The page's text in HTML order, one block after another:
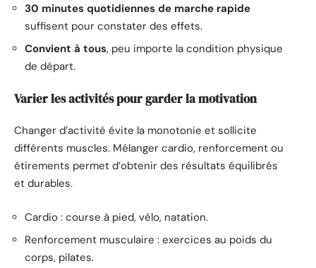
30 minutes quotidiennes de marche rapide
suffisent pour constater des effets.
Convient à tous, peu importe la condition physique
de départ.
Varier les activités pour garder la motivation
Changer d’activité évite la monotonie et sollicite
différents muscles. Mélanger cardio, renforcement ou
étirements permet d’obtenir des résultats équilibrés
et durables.
Cardio : course à pied, vélo, natation.
Renforcement musculaire : exercices au poids du
corps, pilates.